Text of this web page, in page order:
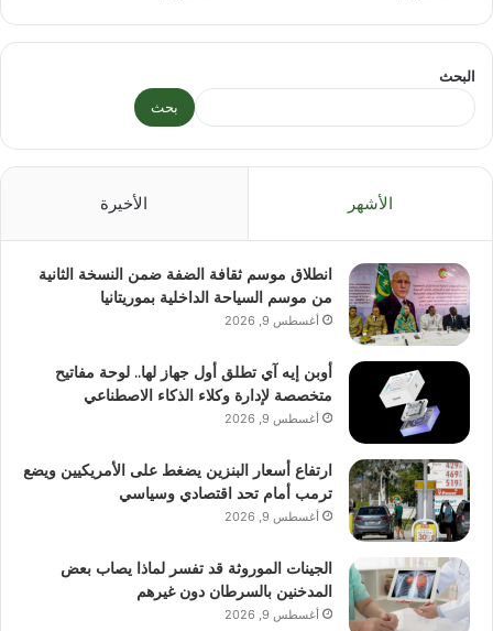
البحث
بحث
الأشهر الأخيرة
انطلاق موسم ثقافة الضفة ضمن النسخة الثانية
من موسم السياحة الداخلية بموريتانيا
أغسطس 9, 2026
أوبن إيه آي تطلق أول جهاز لها.. لوحة مفاتيح
متخصصة لإدارة وكلاء الذكاء الاصطناعي
أغسطس 9, 2026
ارتفاع أسعار البنزين يضغط على الأمريكيين ويضع
ترمب أمام تحد اقتصادي وسياسي
أغسطس 9, 2026
الجينات الموروثة قد تفسر لماذا يصاب بعض
المدخنين بالسرطان دون غيرهم
أغسطس 9, 2026